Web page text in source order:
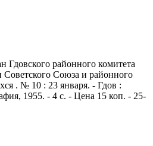
Гдовского районного комитета
Союза и районного
. № 10 : 23 января. - Гдов :
1955. - 4 с. - Цена 15 коп. - 25-